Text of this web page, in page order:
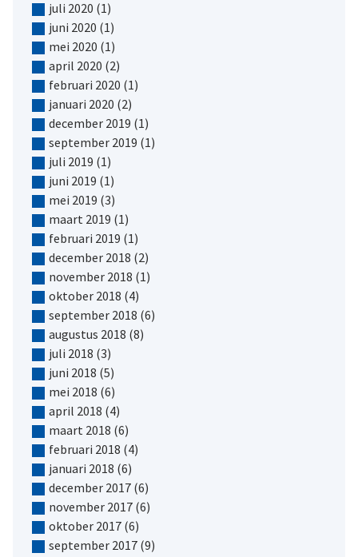
juli 2020 (1)
juni 2020 (1)
mei 2020 (1)
april 2020 (2)
februari 2020 (1)
januari 2020 (2)
december 2019 (1)
september 2019 (1)
juli 2019 (1)
juni 2019 (1)
mei 2019 (3)
maart 2019 (1)
februari 2019 (1)
december 2018 (2)
november 2018 (1)
oktober 2018 (4)
september 2018 (6)
augustus 2018 (8)
juli 2018 (3)
juni 2018 (5)
mei 2018 (6)
april 2018 (4)
maart 2018 (6)
februari 2018 (4)
januari 2018 (6)
december 2017(6)
november 2017(6)
oktober 2017(6)
september 2017(9)